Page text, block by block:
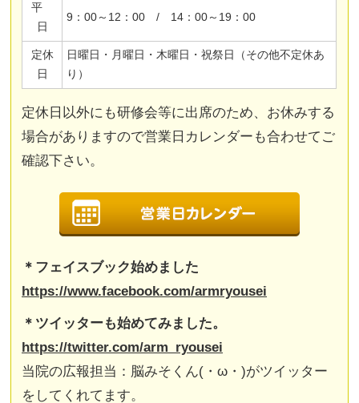
平
日
9：00～12：00 / 14：00～19：00
定休
日
日曜日・月曜日・木曜日・祝祭日（その他不定休あ
り）
定休日以外にも研修会等に出席のため、お休みする
場合がありますので営業日カレンダーも合わせてご
確認下さい。
＊フェイスブック始めました
https://www.facebook.com/armryousei
＊ツイッターも始めてみました。
https://twitter.com/arm_ryousei
当院の広報担当：脳みそくん(・ω・)がツイッター
をしてくれてます。